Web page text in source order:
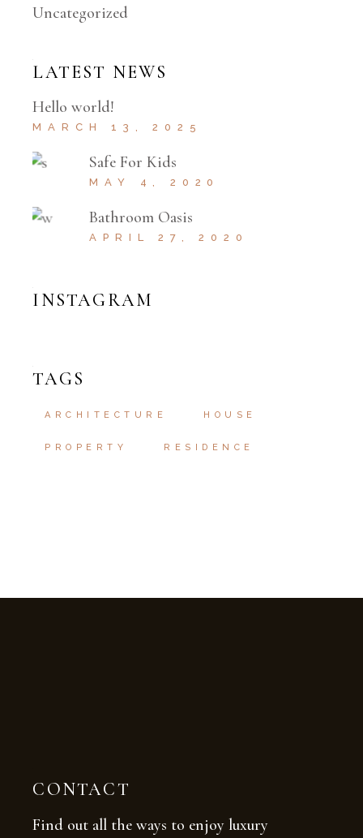
Uncategorized
LATEST NEWS
Hello world!
MARCH 13, 2025
Safe For Kids
MAY 4, 2020
Bathroom Oasis
APRIL 27, 2020
INSTAGRAM
TAGS
ARCHITECTURE HOUSE
PROPERTY RESIDENCE
CONTACT
Find out all the ways to enjoy luxury